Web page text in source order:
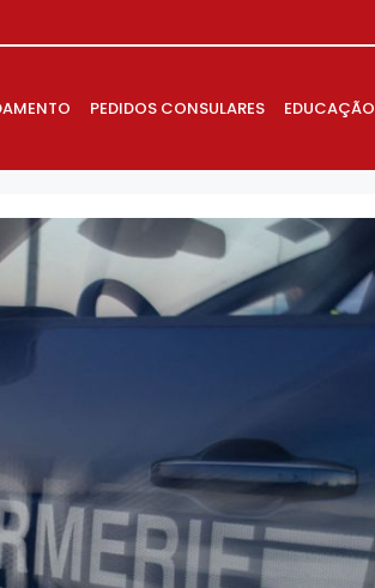
PEDIDOS CONSULARES EDUCAÇÃO